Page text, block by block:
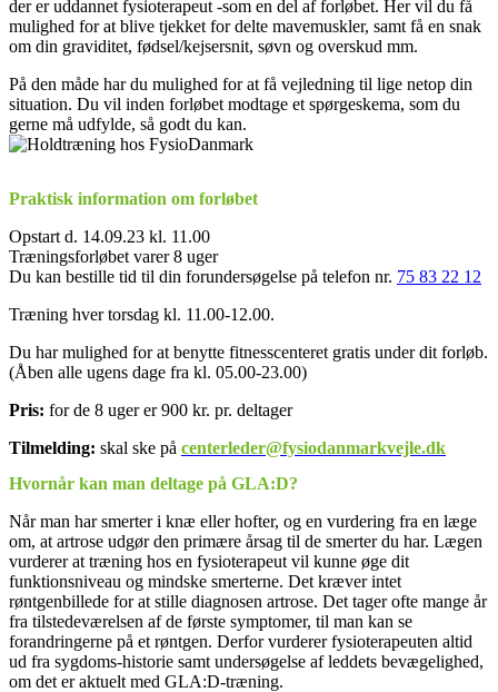
der er uddannet fysioterapeut -som en del af forløbet. Her vil du få
mulighed for at blive tjekket for delte mavemuskler, samt få en snak
om din graviditet, fødsel/kejsersnit, søvn og overskud mm.
På den måde har du mulighed for at få vejledning til lige netop din
situation. Du vil inden forløbet modtage et spørgeskema, som du
gerne må udfylde, så godt du kan.
Praktisk information om forløbet
Opstart d. 14.09.23 kl. 11.00
Træningsforløbet varer 8 uger
Du kan bestille tid til din forundersøgelse på telefon nr. 75 83 22 12
Træning hver torsdag kl. 11.00-12.00.
Du har mulighed for at benytte fitnesscenteret gratis under dit forløb.
(Åben alle ugens dage fra kl. 05.00-23.00)
Pris: for de 8 uger er 900 kr. pr. deltager
Tilmelding: skal ske på centerleder@fysiodanmarkvejle.dk
Hvornår kan man deltage på GLA:D?
Når man har smerter i knæ eller hofter, og en vurdering fra en læge
om, at artrose udgør den primære årsag til de smerter du har. Lægen
vurderer at træning hos en fysioterapeut vil kunne øge dit
funktionsniveau og mindske smerterne. Det kræver intet
røntgenbillede for at stille diagnosen artrose. Det tager ofte mange år
fra tilstedeværelsen af de første symptomer, til man kan se
forandringerne på et røntgen. Derfor vurderer fysioterapeuten altid
ud fra sygdoms-historie samt undersøgelse af leddets bevægelighed,
om det er aktuelt med GLA:D-træning.